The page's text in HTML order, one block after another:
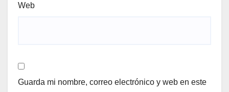
Web
Guarda mi nombre, correo electrónico y web en este